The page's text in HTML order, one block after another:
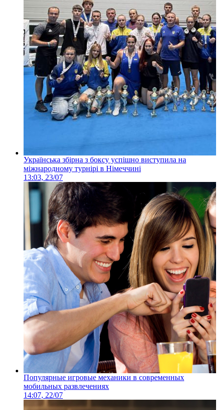
Українська збірна з боксу успішно виступила на
міжнародному турнірі в Німеччині
13:03, 23/07
Популярные игровые механики в современных
мобильных развлечениях
14:07, 22/07